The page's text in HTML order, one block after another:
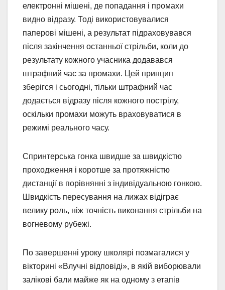
електронні мішені, де попадання і промахи
видно відразу. Тоді використовувалися
паперові мішені, а результат підраховувався
після закінчення останньої стрільби, коли до
результату кожного учасника додавався
штрафний час за промахи. Цей принцип
зберігся і сьогодні, тільки штрафний час
додається відразу після кожного пострілу,
оскільки промахи можуть враховуватися в
режимі реального часу.
Спринтерська гонка швидше за швидкістю
проходження і коротше за протяжністю
дистанції в порівнянні з індивідуальною гонкою.
Швидкість пересування на лижах відіграє
велику роль, ніж точність виконання стрільби на
вогневому рубежі.
По завершенні уроку школярі позмагалися у
вікторині «Влучні відповіді», в якій виборювали
залікові бали майже як на одному з етапів